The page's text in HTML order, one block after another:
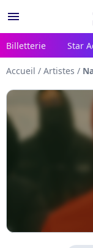
menu
Billetterie Star
Accueil / Artistes /